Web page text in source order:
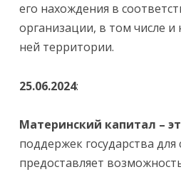
его нахождения в
организации, в том числе и
ней территории.
25.06.2024:
Материнский капитал –
поддержек государства
предоставляет